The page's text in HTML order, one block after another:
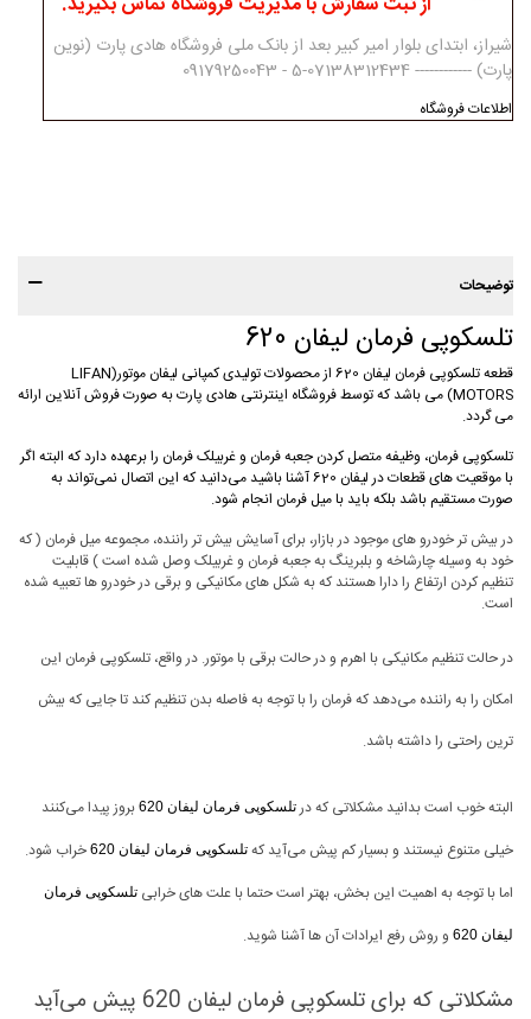
شیراز، ابتدای بلوار امیر کبیر بعد از بانک ملی فروشگاه هادی پارت (نوین
پارت) ------------ 07138312434-5 - 09179250043
اطلاعات فروشگاه
توضیحات
تلسکوپی فرمان لیفان 620
قطعه تلسکوپی فرمان لیفان 620 از محصولات تولیدی کمپانی لیفان موتور(LIFAN
MOTORS) می باشد که توسط فروشگاه اینترنتی هادی پارت به صورت فروش آنلاین ارائه
می گردد.
تلسکوپی فرمان، وظیفه متصل کردن جعبه فرمان و غربیلک فرمان را برعهده دارد که البته اگر
با موقعیت های قطعات در لیفان 620 آشنا باشید می‌دانید که این اتصال نمی‌تواند به
صورت مستقیم باشد بلکه باید با میل فرمان انجام شود.
در بیش تر خودرو های موجود در بازار، برای آسایش بیش تر راننده، مجموعه میل فرمان ( که
خود به وسیله چارشاخه و بلبرینگ به جعبه فرمان و غربیلک وصل شده است ) قابلیت
تنظیم کردن ارتفاع را دارا هستند که به شکل های مکانیکی و برقی در خودرو ها تعبیه شده
است.
در حالت تنظیم مکانیکی با اهرم و در حالت برقی با موتور. در واقع، تلسکوپی فرمان این
امکان را به راننده می‌دهد که فرمان را با توجه به فاصله بدن تنظیم کند تا جایی که بیش
ترین راحتی را داشته باشد.
البته خوب است بدانید مشکلاتی که درتلسکوپی فرمان لیفان 620
بروز پیدا می‌کنند
خیلی متنوع نیستند و بسیار کم پیش می‌آید که تلسکوپی فرمان لیفان 620
خراب شود.
اما با توجه به اهمیت این بخش، بهتر است حتما با علت های خرابی تلسکوپی فرمان
لیفان 620 و روش رفع ایرادات آن ها آشنا شوید.
مشکلاتی که برای تلسکوپی فرمان لیفان 620 پیش می‌آيد